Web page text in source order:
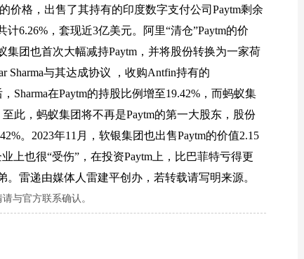
价格，出售了其持有的印度数字支付公司Paytm剩余
6.26%，套现近3亿美元。阿里“清仓”Paytm的价
集团也首次大幅减持Paytm，并将股份转换为一家荷
Sharma与其达成协议 ，收购Antfin持有的
Sharma在Paytm的持股比例增至19.42%，而蚂蚁集
此，蚂蚁集团将不再是Paytm的第一大股东，股份
。2023年11月，软银集团也出售Paytm的价值2.15
上也很“受伤”，在投资Paytm上，比巴菲特亏得更
雷递由媒体人雷建平创办，若转载请写明来源。
与官方联系确认。